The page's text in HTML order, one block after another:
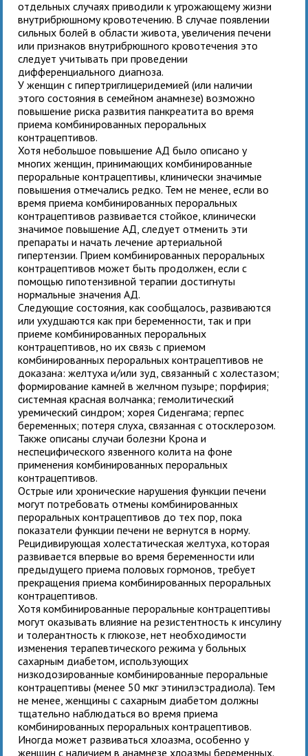
отдельных случаях приводили к угрожающему жизни
внутрибрюшному кровотечению. В случае появлении
сильных болей в области живота, увеличения печени
или признаков внутрибрюшного кровотечения это
следует учитывать при проведении
дифференциального диагноза.
У женщин с гипертриглицеридемией (или наличии
этого состояния в семейном анамнезе) возможно
повышение риска развития панкреатита во время
приема комбинированных пероральных
контрацептивов.
Хотя небольшое повышение АД было описано у
многих женщин, принимающих комбинированные
пероральные контрацептивы, клинически значимые
повышения отмечались редко. Тем не менее, если во
время приема комбинированных пероральных
контрацептивов развивается стойкое, клинически
значимое повышение АД, следует отменить эти
препараты и начать лечение артериальной
гипертензии. Прием комбинированных пероральных
контрацептивов может быть продолжен, если с
помощью гипотензивной терапии достигнуты
нормальные значения АД.
Следующие состояния, как сообщалось, развиваются
или ухудшаются как при беременности, так и при
приеме комбинированных пероральных
контрацептивов, но их связь с приемом
комбинированных пероральных контрацептивов не
доказана: желтуха и/или зуд, связанный с холестазом;
формирование камней в желчном пузыре; порфирия;
системная красная волчанка; гемолитический
уремический синдром; хорея Сиденгама; герпес
беременных; потеря слуха, связанная с отосклерозом.
Также описаны случаи болезни Крона и
неспецифического язвенного колита на фоне
применения комбинированных пероральных
контрацептивов.
Острые или хронические нарушения функции печени
могут потребовать отмены комбинированных
пероральных контрацептивов до тех пор, пока
показатели функции печени не вернутся в норму.
Рецидивирующая холестатическая желтуха, которая
развивается впервые во время беременности или
предыдущего приема половых гормонов, требует
прекращения приема комбинированных пероральных
контрацептивов.
Хотя комбинированные пероральные контрацептивы
могут оказывать влияние на резистентность к инсулину
и толерантность к глюкозе, нет необходимости
изменения терапевтического режима у больных
сахарным диабетом, использующих
низкодозированные комбинированные пероральные
контрацептивы (менее 50 мкг этинилэстрадиола). Тем
не менее, женщины с сахарным диабетом должны
тщательно наблюдаться во время приема
комбинированных пероральных контрацептивов.
Иногда может развиваться хлоазма, особенно у
женщин с наличием в анамнезе хлоазмы беременных.